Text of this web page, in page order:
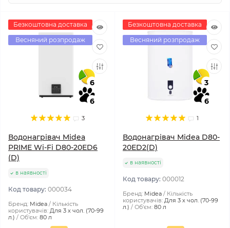
Безкоштовна доставка
Весняний розпродаж
6
6
3
Водонагрівач Midea
PRIME Wi-Fi D80-20ED6
(D)
в наявності
Код товару: 000034
Бренд: Midea
Кількість
користувачів: Для 3 х чол. (70-99
л.)
Об'єм: 80 л
Безкоштовна доставка
Весняний розпродаж
3
6
1
Водонагрівач Midea D80-
20ED2(D)
в наявності
Код товару: 000012
Бренд: Midea
Кількість
користувачів: Для 3 х чол. (70-99
л.)
Об'єм: 80 л